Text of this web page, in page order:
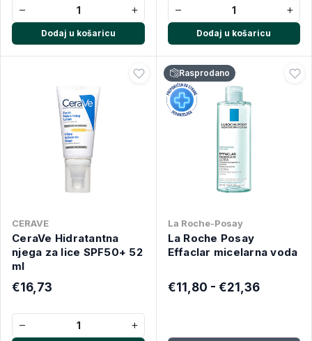
− +
Dodaj u košaricu
− +
Dodaj u košaricu
CERAVE
CeraVe Hidratantna
njega za lice SPF50+ 52
ml
€16,73
− +
Rasprodano
La Roche-Posay
La Roche Posay
Effaclar micelarna voda
€11,80 - €21,36